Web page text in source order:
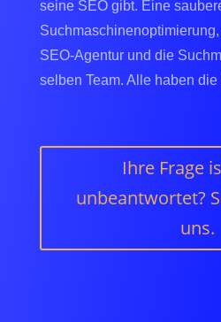
seine SEO gibt. Eine
SEO-Agentur und die
selben Team. Alle haben
Ihre Frage
unbeantwortet?
uns.